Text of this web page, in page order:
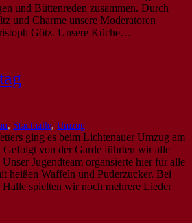
und Büttenreden zusammen. Durch
und Charme unsere Moderatoren
Götz. Unsere Küche…
, Stadthalle, Umzug
ging es beim Lichtenauer Umzug am
Gefolgt von der Garde führten wir alle
Jugendteam organsierte hier für alle
heißen Waffeln und Puderzucker. Bei
spielten wir noch mehrere Lieder